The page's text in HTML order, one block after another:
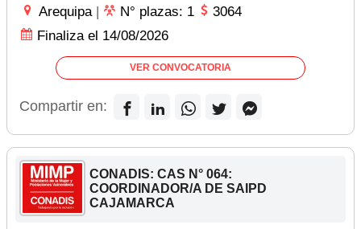
Arequipa | N° plazas: 1
3064
Finaliza el 14/08/2026
VER CONVOCATORIA
Compartir en:
CONADIS: CAS N° 064:
COORDINADOR/A DE SAIPD
CAJAMARCA